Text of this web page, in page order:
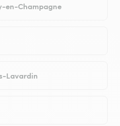
en-Champagne
Lavardin